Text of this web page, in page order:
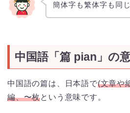
簡体字も繁体字も同
中国語「篇 pian」の
中国語の篇は、日本語で(文章や
編、〜枚という意味です。